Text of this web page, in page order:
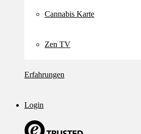
Cannabis Karte
Zen TV
Erfahrungen
Login